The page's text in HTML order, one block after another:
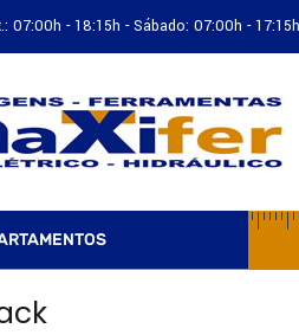
07:00h - 18:15h - Sábado: 07:00h -